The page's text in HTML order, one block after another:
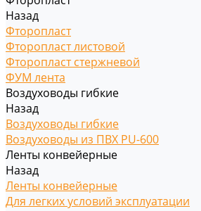
Назад
Фторопласт
Фторопласт листовой
Фторопласт стержневой
ФУМ лента
Воздуховоды гибкие
Назад
Воздуховоды гибкие
Воздуховоды из ПВХ PU-600
Ленты конвейерные
Назад
Ленты конвейерные
Для легких условий эксплуатации